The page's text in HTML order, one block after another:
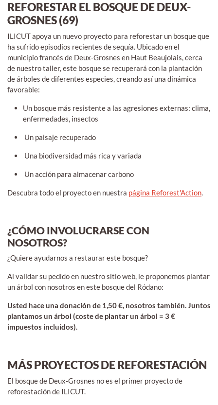
REFORESTAR EL BOSQUE DE DEUX-
GROSNES (69)
ILICUT apoya un nuevo proyecto para reforestar un bosque que
ha sufrido episodios recientes de sequía. Ubicado en el
municipio francés de Deux-Grosnes en Haut Beaujolais, cerca
de nuestro taller, este bosque se recuperará con la plantación
de árboles de diferentes especies, creando así una dinámica
favorable:
Un bosque más resistente a las agresiones externas: clima,
enfermedades, insectos
Un paisaje recuperado
Una biodiversidad más rica y variada
Un acción para almacenar carbono
Descubra todo el proyecto en nuestra página Reforest'Action.
¿CÓMO INVOLUCRARSE CON
NOSOTROS?
¿Quiere ayudarnos a restaurar este bosque?
Al validar su pedido en nuestro sitio web, le proponemos plantar
un árbol con nosotros en este bosque del Ródano:
Usted hace una donación de 1,50 €, nosotros también. Juntos
plantamos un árbol (coste de plantar un árbol = 3 €
impuestos incluidos).
MÁS PROYECTOS DE REFORESTACIÓN
El bosque de Deux-Grosnes no es el primer proyecto de
reforestación de ILICUT.